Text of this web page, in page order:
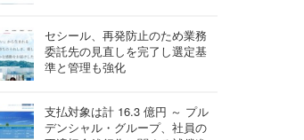
セシール、再発防止のため業務
委託先の見直しを完了し選定基
準と管理も強化
支払対象は計 16.3 億円 ～ プル
デンシャル・グループ、社員の